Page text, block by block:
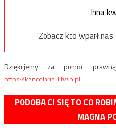
Inna
Zobacz kto wparł nas
Dziękujemy za pomoc
https://kancelaria-litwin.pl
PODOBA CI SIĘ TO CO
MAGNA